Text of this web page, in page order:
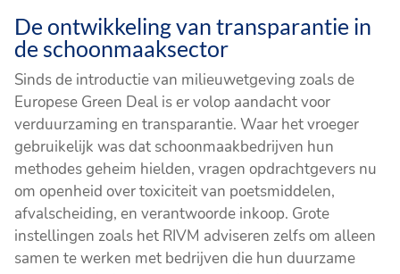
De ontwikkeling van transparantie in
de schoonmaaksector
Sinds de introductie van milieuwetgeving zoals de
Europese Green Deal is er volop aandacht voor
verduurzaming en transparantie. Waar het vroeger
gebruikelijk was dat schoonmaakbedrijven hun
methodes geheim hielden, vragen opdrachtgevers nu
om openheid over toxiciteit van poetsmiddelen,
afvalscheiding, en verantwoorde inkoop. Grote
instellingen zoals het RIVM adviseren zelfs om alleen
samen te werken met bedrijven die hun duurzame